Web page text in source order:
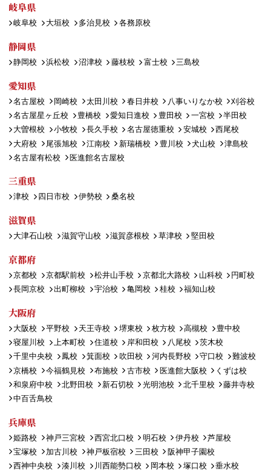
岐阜県
岐阜校 大垣校 多治見校 各務原校
静岡県
静岡校 浜松校 沼津校 藤枝校 富士校 三島校
愛知県
名古屋校 岡崎校 太田川校 春日井校 八事いりなか校
刈谷校
名古屋星ヶ丘校
豊橋校 愛知日進校 豊田校 一宮校
半田校
大曽根校
小牧校 長久手校 名古屋徳重校 安城校
西尾校
大府校
尾張旭校 江南校 新瑞橋校 豊川校 犬山校
津島校
名古屋有松校
医進館名古屋校
三重県
津校 四日市校 伊勢校 桑名校
滋賀県
大津石山校 滋賀守山校 滋賀彦根校 草津校 堅田校
京都府
京都校 京都駅前校 松井山手校 京都北大路校 山科校
円町校
長岡京校
出町柳校 宇治校 亀岡校 桂校 福知山校
大阪府
大阪校 平野校 天王寺校 堺東校 枚方校 高槻校
豊中校
寝屋川校
上本町校 住道校 岸和田校 八尾校
茨木校
千里中央校
鳳校 箕面校 吹田校 河内長野校 守口校
難波校
京橋校
今福鶴見校 布施校 古市校 医進館大阪校
くずは校
和泉府中校
北野田校 新石切校 光明池校 北千里校
藤井寺校
中百舌鳥校
兵庫県
姫路校 神戸三宮校 西宮北口校 明石校 伊丹校
芦屋校
宝塚校
加古川校 神戸板宿校 三田校
阪神甲子園校
西神中央校
湊川校 川西能勢口校 岡本校 塚口校
垂水校